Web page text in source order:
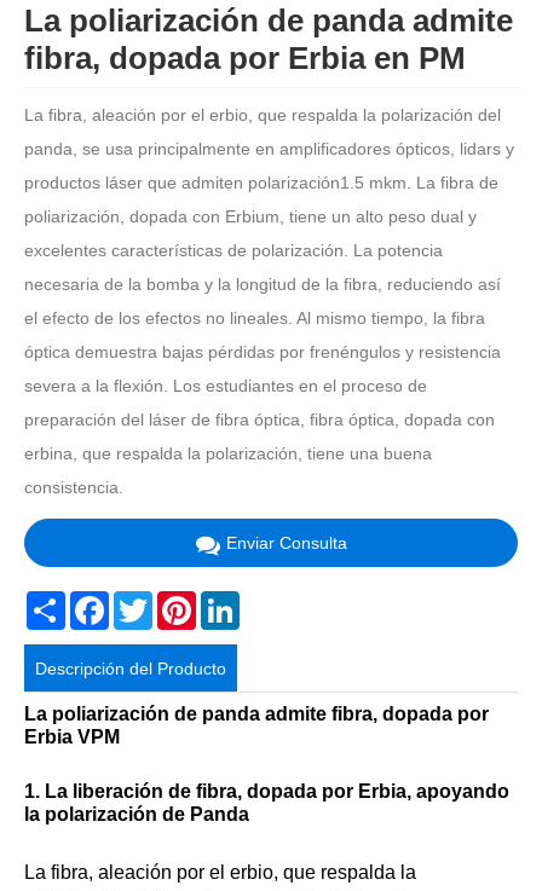
La poliarización de panda admite
fibra, dopada por Erbia en PM
La fibra, aleación por el erbio, que respalda la polarización del
panda, se usa principalmente en amplificadores ópticos, lidars y
productos láser que admiten polarización1.5 mkm. La fibra de
poliarización, dopada con Erbium, tiene un alto peso dual y
excelentes características de polarización. La potencia
necesaria de la bomba y la longitud de la fibra, reduciendo así
el efecto de los efectos no lineales. Al mismo tiempo, la fibra
óptica demuestra bajas pérdidas por frenéngulos y resistencia
severa a la flexión. Los estudiantes en el proceso de
preparación del láser de fibra óptica, fibra óptica, dopada con
erbina, que respalda la polarización, tiene una buena
consistencia.
Enviar Consulta
Share Facebook
TwitterPinterest
Descripción del Producto
La poliarización de panda admite fibra, dopada por
Erbia VPM
1. La liberación de fibra, dopada por Erbia, apoyando
la polarización de Panda
La fibra, aleación por el erbio, que respalda la